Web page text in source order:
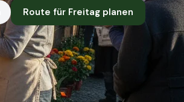
Route für Freitag planen
Symbolbild · KI-generiert